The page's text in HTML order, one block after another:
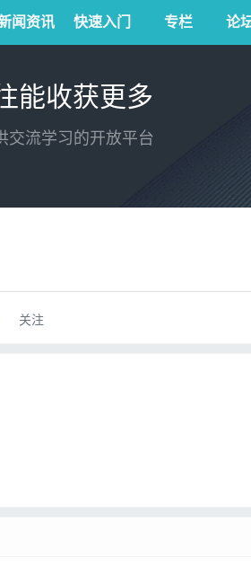
闻资讯 快速入门 专栏 论
能收获更多
交流学习的开放平台
关注